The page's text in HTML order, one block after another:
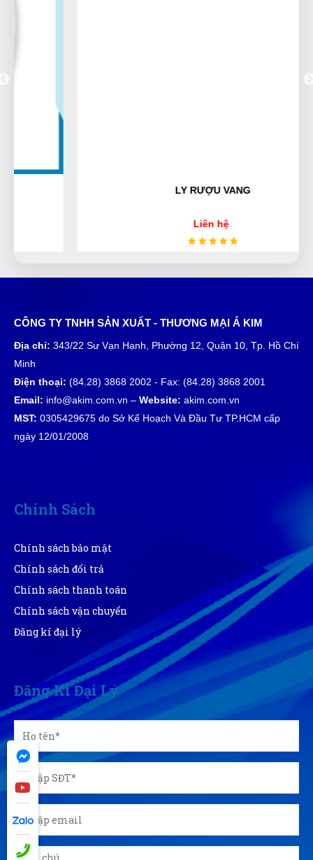
HT
Hồ Hoàng Thái
Lần nào mua cũng được giảm giá
Minh Quân Hoàng
LY RƯỢU VANG
CÔNG TY TNHH SẢN XUẤT - THƯƠNG MẠI Á KIM
Địa chỉ: 343/22 Sư Vạn Hạnh, Phường 12, Quận 10, Tp. Hồ Chí
Minh
Điện thoại: (84.28) 3868 2002 - Fax: (84.28) 3868 2001
Email: info@akim.com.vn – Website: akim.com.vn
MST: 0305429675 do Sở Kế Hoạch Và Đầu Tư TP.HCM cấp
ngày 12/01/2008
Chính Sách
Chính sách bảo mật
Chính sách đổi trả
Chính sách thanh toán
Chính sách vận chuyển
Đăng kí đại lý
Đăng Kí Đại Lý